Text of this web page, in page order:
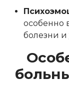
особенно
болезни